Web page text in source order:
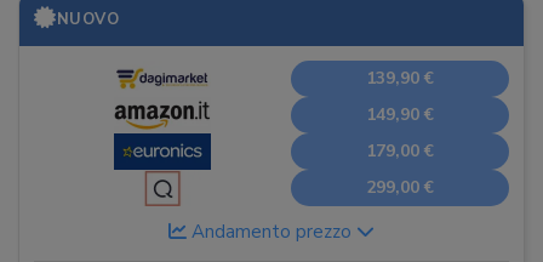
NUOVO
139,90 €
149,90 €
179,00 €
299,00 €
Andamento prezzo